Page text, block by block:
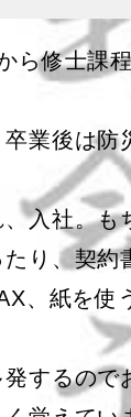
修士課
業後は防
入社。も
り、契約
、紙を使
するので